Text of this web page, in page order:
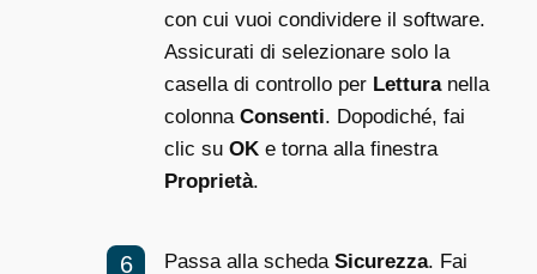
con cui vuoi condividere il software.
Assicurati di selezionare solo la
casella di controllo per Letturanella
colonna Consenti. Dopodiché, fai
clic su OK e torna alla finestra
Proprietà.
Passa alla scheda Sicurezza. Fai